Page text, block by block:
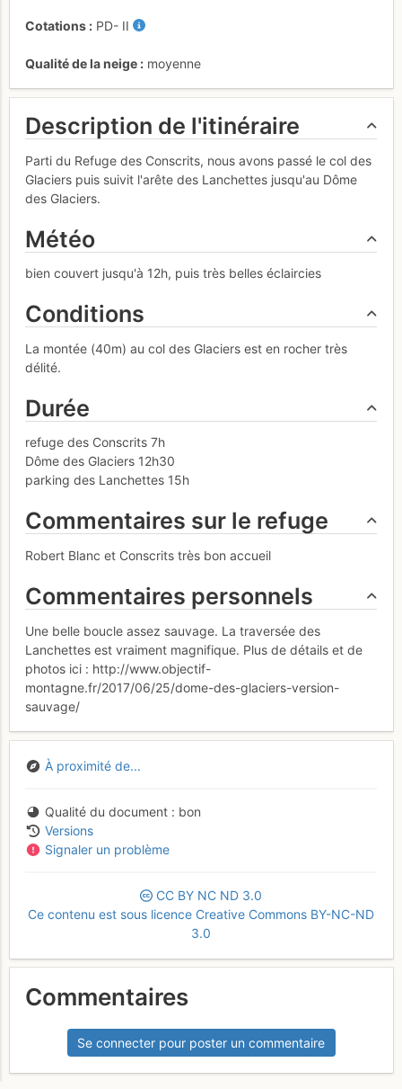
Cotations PD- II
Qualité de la neige moyenne
Description de l'itinéraire
Parti du Refuge des Conscrits, nous avons passé le col des
Glaciers puis suivit l'arête des Lanchettes jusqu'au Dôme
des Glaciers.
Météo
bien couvert jusqu'à 12h, puis très belles éclaircies
Conditions
La montée (40m) au col des Glaciers est en rocher très
délité.
Durée
refuge des Conscrits 7h
Dôme des Glaciers 12h30
parking des Lanchettes 15h
Commentaires sur le refuge
Robert Blanc et Conscrits très bon accueil
Commentaires personnels
Une belle boucle assez sauvage. La traversée des
Lanchettes est vraiment magnifique. Plus de détails et de
photos ici : http://www.objectif-
montagne.fr/2017/06/25/dome-des-glaciers-version-
sauvage/
À proximité de...
Qualité du document
bon
Versions
Signaler un problème
CC BY NC ND 3.0
Ce contenu est sous licence Creative Commons BY-NC-ND
3.0
Commentaires
Se connecter pour poster un commentaire